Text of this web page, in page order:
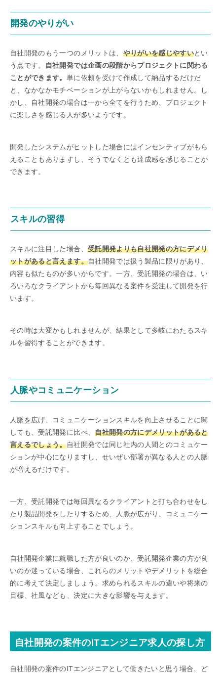
開発のやりがい
自社開発のもう一つのメリットは、 やりがいを感じやすいとい
う点です。
自社開発では企画の段階からプロジェクトに関わる
ことができます。 単に依頼を受けて作成して納品するだけだ
と、なかなかモチベーションが上がらないかもしれません。し
かし、自社開発の場合は一から全てを行うため、プロジェクト
に楽しさを感じる人が多いようです。
開発したシステムがヒットした場合にはインセンティブがもら
えることもありますし、そうでなくとも達成感を感じることが
できます。
スキルの習得
スキルに注目した場合、 受託開発よりも自社開発の方にデメリ
ットがあると言えます。自社開発では扱う製品に限りがあり、
内容も似たものが多いからです。一方、受託開発の場合は、い
ろいろなクライアントから毎回異なる案件を受注して開発を行
います。
その時は大変かもしれませんが、結果として多岐にわたるスキ
ルを習得することができます。
人脈やコミュニケーション
人脈を広げ、コミュニケーションスキルを向上させることに関
しても、受託開発に比べ、自社開発の方にデメリットがあると
言えるでしょう。自社開発では同じ社内の人間とのコミュケー
ションが中心になりますし、せいぜい部署が異なる人との人脈
が増えるだけです。
一方、受託開発では毎回異なるクライアントと打ち合わせをし
たり製品開発をしたりするため、人脈が広がり、コミュニケー
ションスキルも向上することでしょう。
自社開発企業に就職した方が良いのか、受託開発企業の方が良
いのか迷っている場合、これらのメリットやデメリットを総合
的に考えて決定しましょう。求められるスキルの違いや将来の
目標、社風なども、決定に大きな影響を与えます。
自社開発の案件のITエンジニア求人の探し方
自社開発の案件のITエンジニアとして働きたいと思う場合、ど